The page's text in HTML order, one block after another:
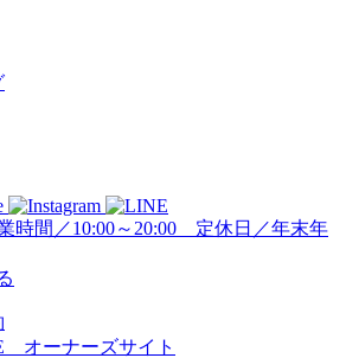
時間／10:00～20:00 定休日／年末年
オーナーズサイト